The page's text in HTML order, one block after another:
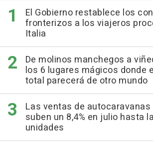
El Gobierno restablece los
fronterizos a los viajeros
Italia
De molinos manchegos a
los 6 lugares mágicos donde
total parecerá de otro mundo
Las ventas de
suben un 8,4% en julio hasta
unidades